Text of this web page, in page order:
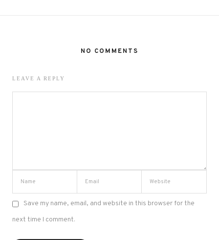
NO COMMENTS
LEAVE A REPLY
Save my name, email, and website in this browser for the
next time I comment.